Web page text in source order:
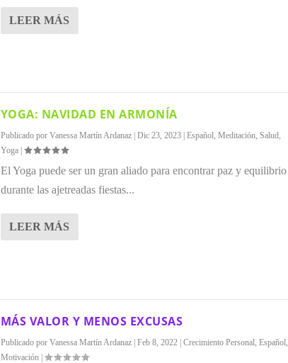
LEER MÁS
YOGA: NAVIDAD EN ARMONÍA
Publicado por Vanessa Martín Ardanaz| Dic 23, 2023| Español, Meditación, Salud,
Yoga|
El Yoga puede ser un gran aliado para encontrar paz y equilibrio
durante las ajetreadas fiestas...
LEER MÁS
MÁS VALOR Y MENOS EXCUSAS
Publicado por Vanessa Martín Ardanaz| Feb 8, 2022| Crecimiento Personal, Español,
Motivación|